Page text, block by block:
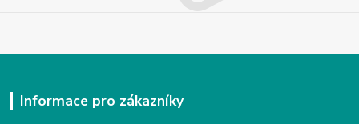
Informace pro zákazníky